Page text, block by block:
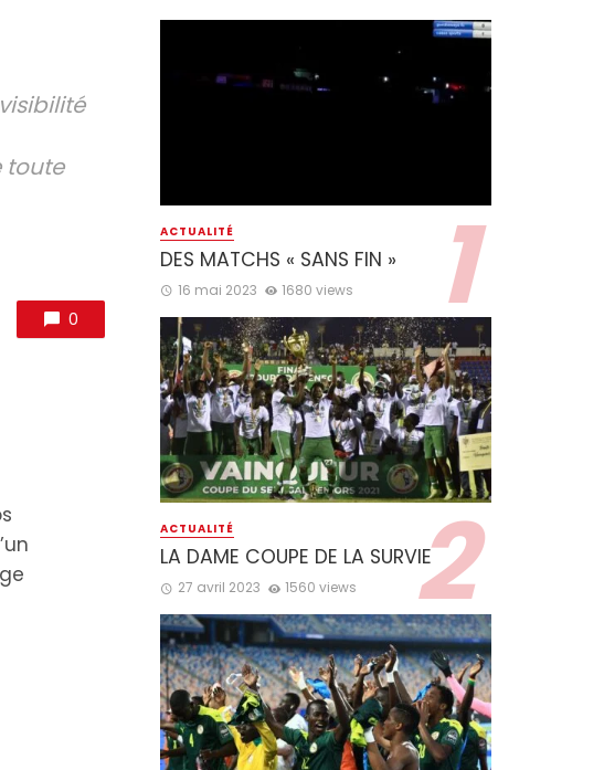
toute
0
ACTUALITÉ
DES MATCHS « SANS FIN »
16 mai 2023 1680 views
ACTUALITÉ
LA DAME COUPE DE LA SURVIE
27 avril 2023 1560 views